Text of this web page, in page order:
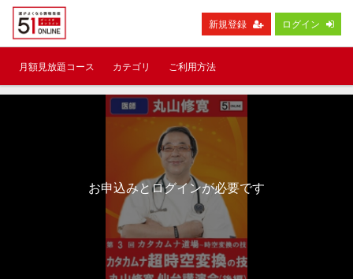
新規登録 ログイン
月額見放題コース カテゴリ ご利用方法
お申込みとログインが必要です